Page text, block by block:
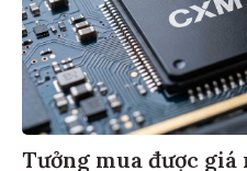
Tưởng mua được